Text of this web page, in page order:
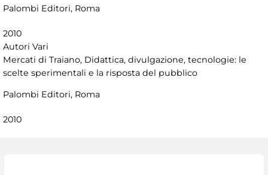
Palombi Editori, Roma
2010
Autori Vari
Mercati di Traiano, Didattica, divulgazione, tecnologie: le
scelte sperimentali e la risposta del pubblico
Palombi Editori, Roma
2010